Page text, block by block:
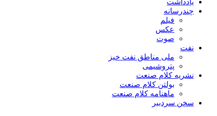
چندرسانه
فیلم
عکس
صوت
نفت
ملی مناطق نفت خیز
پتروشیمی
نشریه کلام صنعت
بولتن کلام صنعت
ماهنامه کلام صنعت
سخن سردبیر